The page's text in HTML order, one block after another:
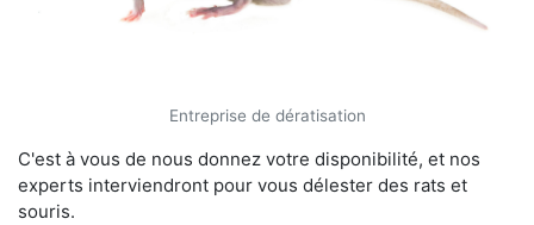
Entreprise de dératisation
C'est à vous de nous donnez votre disponibilité, et nos
experts interviendront pour vous délester des rats et
souris.